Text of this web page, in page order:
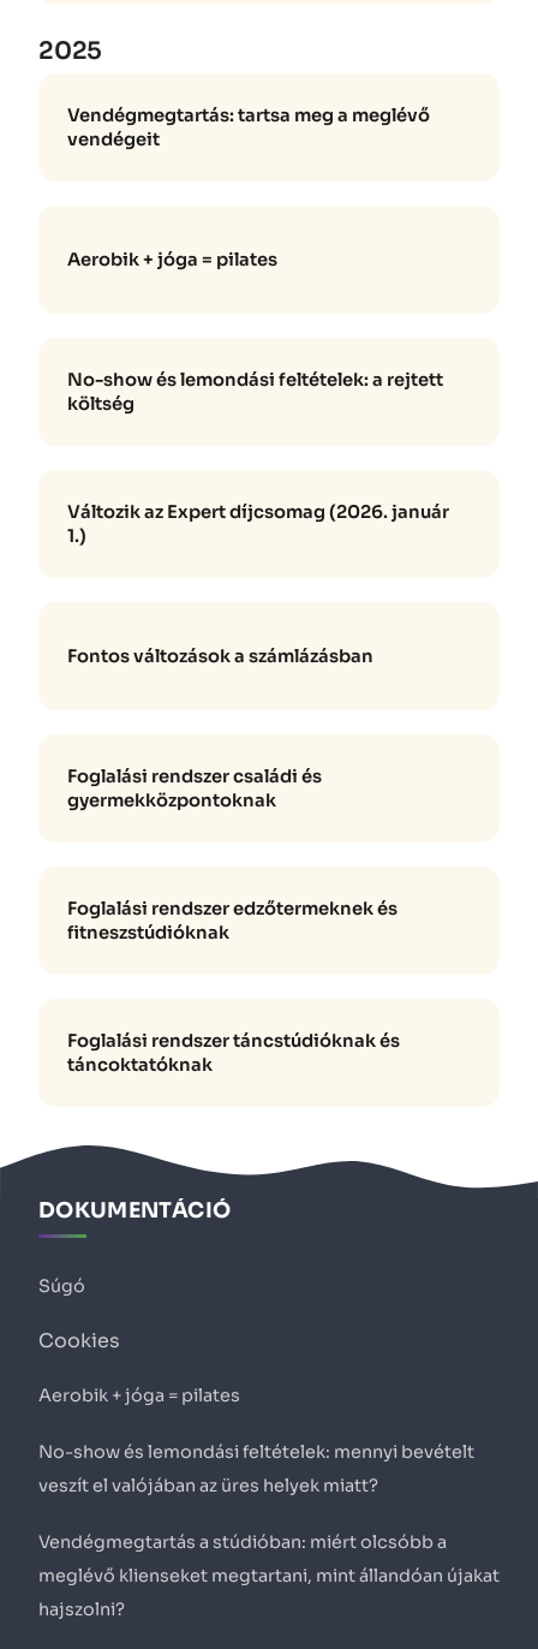
2025
Vendégmegtartás: tartsa meg a meglévő
vendégeit
Aerobik + jóga = pilates
No-show és lemondási feltételek: a rejtett
költség
Változik az Expert díjcsomag (2026. január
1.)
Fontos változások a számlázásban
Foglalási rendszer családi és
gyermekközpontoknak
Foglalási rendszer edzőtermeknek és
fitneszstúdióknak
Foglalási rendszer táncstúdióknak és
táncoktatóknak
DOKUMENTÁCIÓ
Súgó
Cookies
Aerobik + jóga = pilates
No-show és lemondási feltételek: mennyi bevételt
veszít el valójában az üres helyek miatt?
Vendégmegtartás a stúdióban: miért olcsóbb a
meglévő klienseket megtartani, mint állandóan újakat
hajszolni?